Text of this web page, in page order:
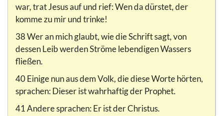
war, trat Jesus auf und rief: Wen da dürstet, der
komme zu mir und trinke!
38 Wer an mich glaubt, wie die Schrift sagt, von
dessen Leib werden Ströme lebendigen Wassers
fließen.
40 Einige nun aus dem Volk, die diese Worte hörten,
sprachen: Dieser ist wahrhaftig der Prophet.
41 Andere sprachen: Er ist der Christus.